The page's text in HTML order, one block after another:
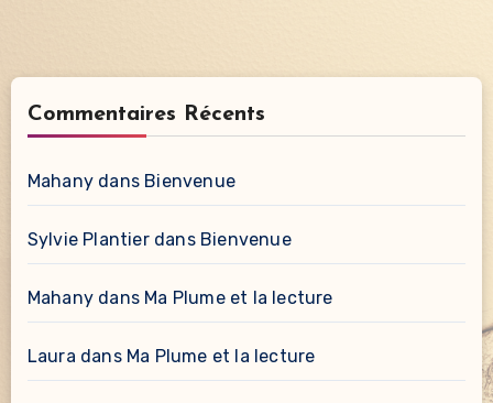
Commentaires Récents
Mahanydans Bienvenue
Sylvie Plantierdans Bienvenue
Mahanydans Ma Plume et la lecture
Laura dans Ma Plume et la lecture